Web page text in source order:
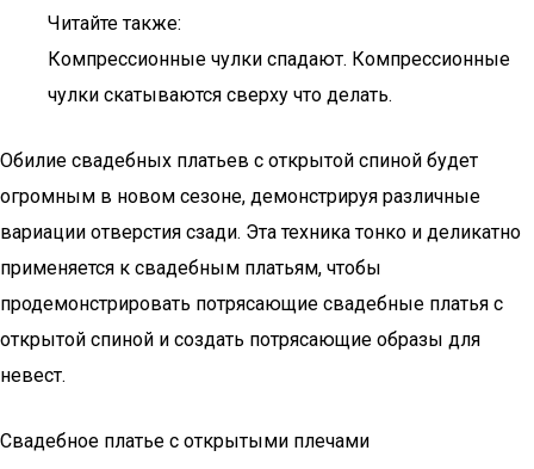
Читайте также:
Компрессионные чулки спадают. Компрессионные
чулки скатываются сверху что делать.
Обилие свадебных платьев с открытой спиной будет
огромным в новом сезоне, демонстрируя различные
вариации отверстия сзади. Эта техника тонко и деликатно
применяется к свадебным платьям, чтобы
продемонстрировать потрясающие свадебные платья с
открытой спиной и создать потрясающие образы для
невест.
Свадебное платье с открытыми плечами